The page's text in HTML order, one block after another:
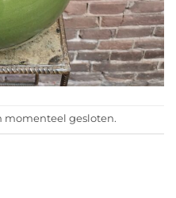
momenteel gesloten.